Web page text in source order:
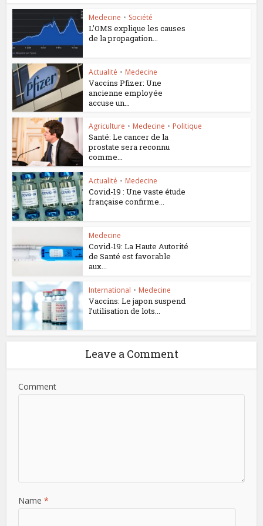
Medecine • Société
L’OMS explique les causes
de la propagation...
Actualité • Medecine
Vaccins Pfizer: Une
ancienne employée
accuse un...
Agriculture • Medecine • Politique
Santé: Le cancer de la
prostate sera reconnu
comme...
Actualité • Medecine
Covid-19 : Une vaste étude
française confirme...
Medecine
Covid-19: La Haute Autorité
de Santé est favorable
aux...
International • Medecine
Vaccins: Le japon suspend
l’utilisation de lots...
Leave a Comment
Comment
Name *